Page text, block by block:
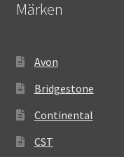
Märken
Avon
Bridgestone
Continental
CST